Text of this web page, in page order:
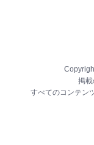
掲載
すべてのコンテン